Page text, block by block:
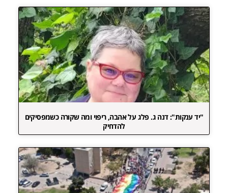
"יד ענקות": דנה ג. פלג על אהבה, ריפוי ומה שקורה כשמפסיקים
להדחיק